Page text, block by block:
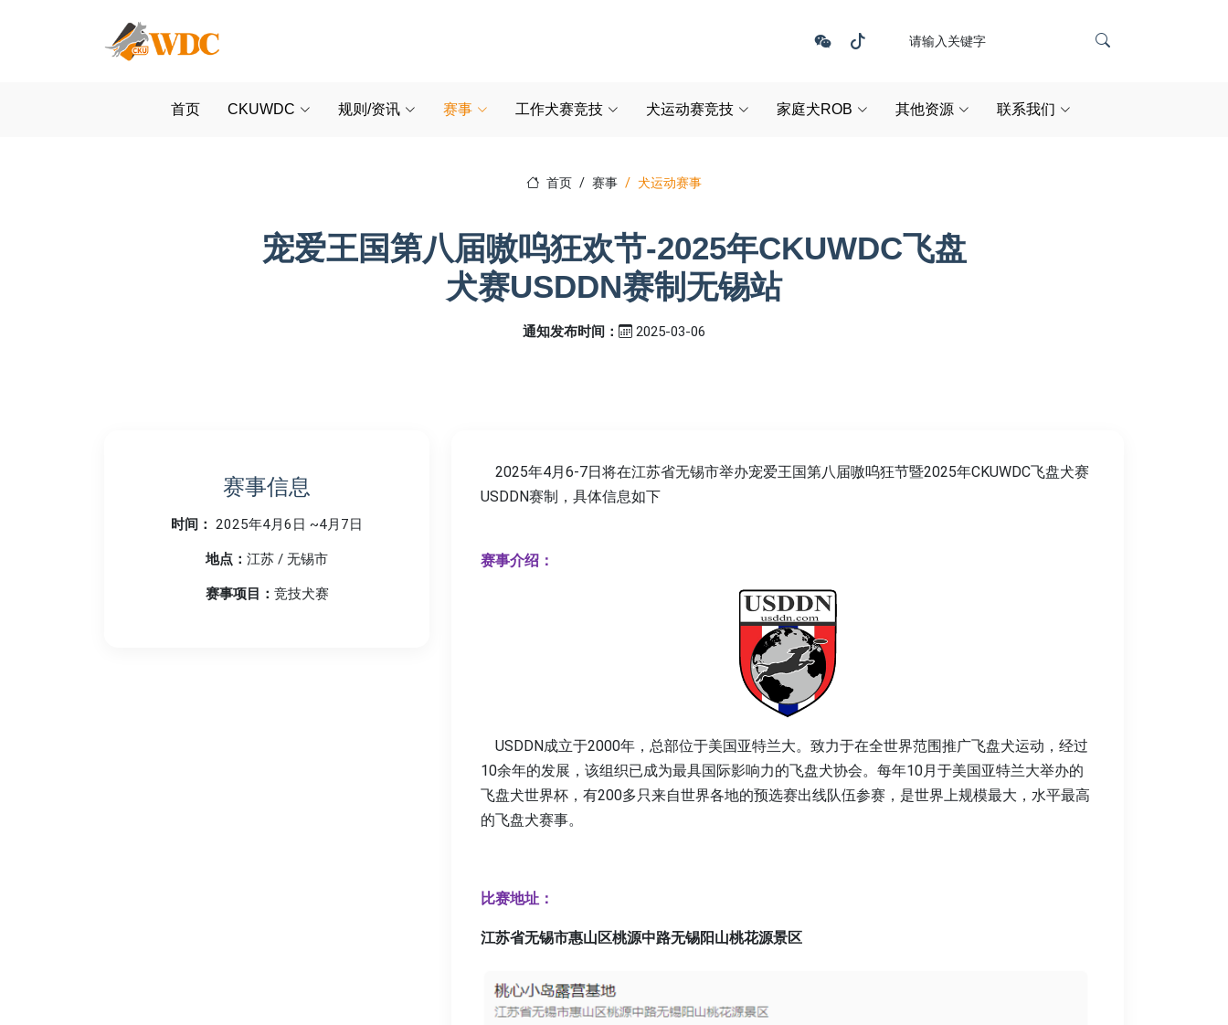
首页 CKUWDC 规则/资讯 赛事 工作犬赛竞技 犬运动赛竞技 家庭犬ROB 其他资源 联系我们
首页 赛事 犬运动赛事
宠爱王国第八届嗷呜狂欢节-2025年CKUWDC飞盘
犬赛USDDN赛制无锡站
通知发布时间： 2025-03-06
赛事信息
时间： 2025年4月6日 ~4月7日
地点： 江苏 / 无锡市
赛事项目： 竞技犬赛
2025年4月6-7日将在江苏省无锡市举办宠爱王国第八届嗷呜狂节暨2025年CKUWDC飞盘犬赛
USDDN赛制，具体信息如下
赛事介绍：
USDDN成立于2000年，总部位于美国亚特兰大。致力于在全世界范围推广飞盘犬运动，经过
10余年的发展，该组织已成为最具国际影响力的飞盘犬协会。每年10月于美国亚特兰大举办的
飞盘犬世界杯，有200多只来自世界各地的预选赛出线队伍参赛，是世界上规模最大，水平最高
的飞盘犬赛事。
比赛地址：
江苏省无锡市惠山区桃源中路无锡阳山桃花源景区